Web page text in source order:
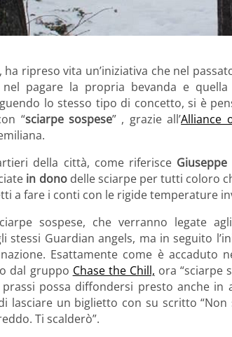
ha ripreso vita un’iniziativa che nel
nel pagare la propria bevanda e
lo stesso tipo di concetto, si è
“sciarpe sospese” , grazie all’Alliance
della città, come riferisce
in donodelle sciarpe per tutti coloro
a fare i conti con le rigide temperature
sospese, che verranno legate
stessi Guardian angels, ma in seguito
Esattamente come è accaduto
dal gruppo Chase the Chill, ora “sciarpe
prassi possa diffondersi presto anche in
lasciare un biglietto con su scritto
Ti scalderò”.